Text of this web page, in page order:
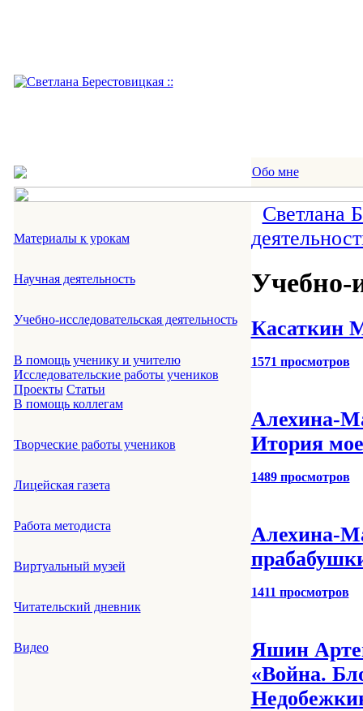
Обо мне
Материалы к урокам
Научная деятельность
Учебно-исследовательская деятельность
В помощь ученику и учителю
Исследовательские работы учеников
Проекты Статьи
В помощь коллегам
Творческие работы учеников
Лицейская газета
Работа методиста
Виртуальный музей
Читательский дневник
Видео
Светлана
Учебно-
Касаткин
1571 просмотров
Алехина-
Итория
1489 просмотров
Алехина-
1411 просмотров
Яшин
«Война.